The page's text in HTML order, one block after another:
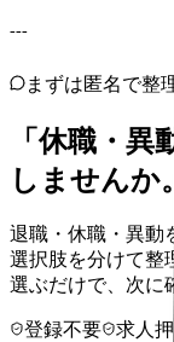
---
まずは匿名で整
「休職・
しませんか
退職・休職・異動
選択肢を分けて整
選ぶだけで、次に
登録不要 求人